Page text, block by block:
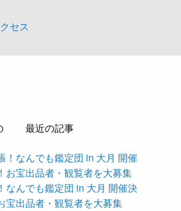
セス
最近の記事
なんでも鑑定団 in 大月 開催決
宝出品者・観覧者を大募集